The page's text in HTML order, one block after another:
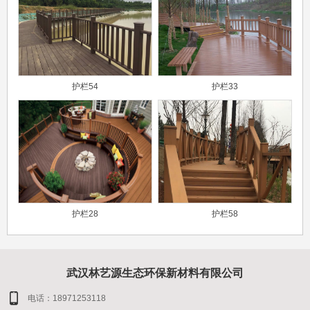
护栏54 护栏33
护栏28 护栏58
武汉林艺源生态环保新材料有限公司
电话：18971253118